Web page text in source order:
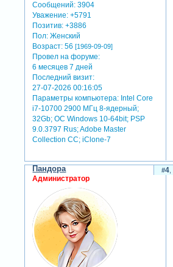
Сообщений: 3904
Уважение: +5791
Позитив: +3886
Пол: Женский
Возраст: 56[1969-09-09]
Провел на форуме:
6 месяцев 7 дней
Последний визит:
27-07-2026 00:16:05
Параметры компьютера: Intel Core
i7-10700 2900 МГц 8-ядерный;
32Gb; ОС Windows 10-64bit; PSP
9.0.3797 Rus; Adobe Master
Collection СС; iClone-7
4
Пандора
Администратор